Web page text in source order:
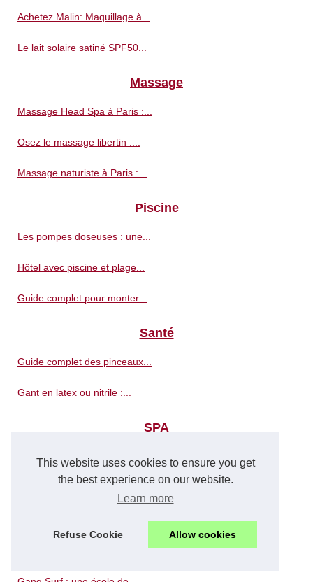
This website uses cookies to ensure you get
the best experience on our website.
Learn more
Refuse Cookie Allow cookies
Achetez Malin: Maquillage à...
Le lait solaire satiné SPF50...
Massage
Massage Head Spa à Paris :...
Osez le massage libertin :...
Massage naturiste à Paris :...
Piscine
Les pompes doseuses : une...
Hôtel avec piscine et plage...
Guide complet pour monter...
Santé
Guide complet des pinceaux...
Gant en latex ou nitrile :...
SPA
Un voyage sensoriel unique :...
Pourquoi Investir dans un...
Sport